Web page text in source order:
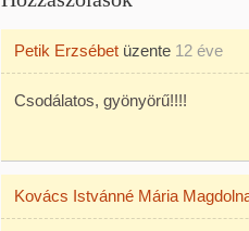
Petik Erzsébet üzente 12 éve
Csodálatos, gyönyörű!!!!
Kovács Istvánné Mária